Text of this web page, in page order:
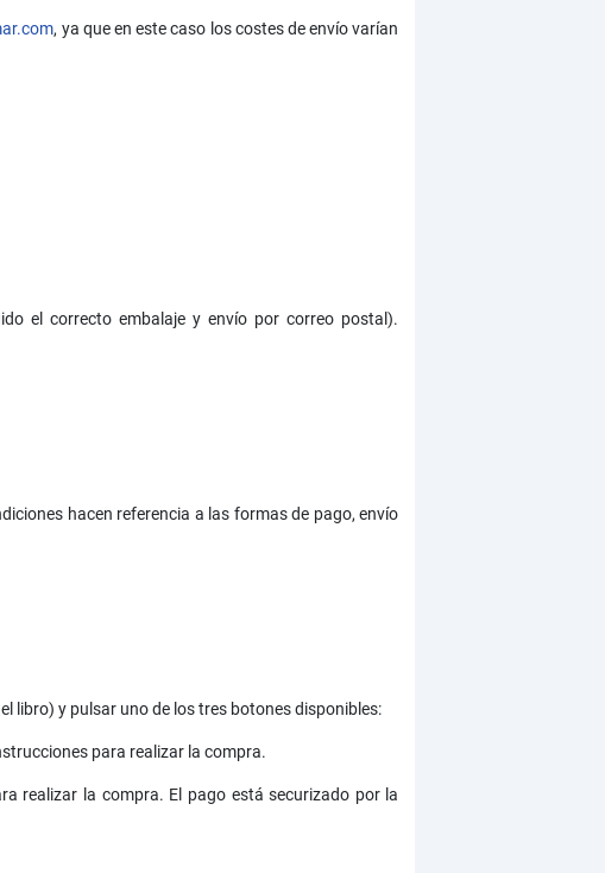
, ya que en este caso los costes de envío varían
el correcto embalaje y envío por correo postal).
hacen referencia a las formas de pago, envío
libro) y pulsar uno de los tres botones disponibles:
para realizar la compra.
realizar la compra. El pago está securizado por la